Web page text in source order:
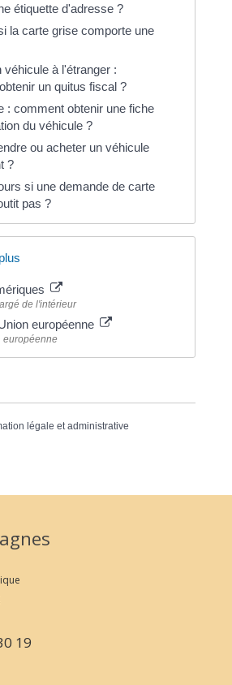
étiquette d'adresse ?
la carte grise comporte une
véhicule à l'étranger :
un quitus fiscal ?
: comment obtenir une fiche
du véhicule ?
ou acheter un véhicule
?
si une demande de carte
pas ?
de l'intérieur
européenne
européenne
légale et administrative
19